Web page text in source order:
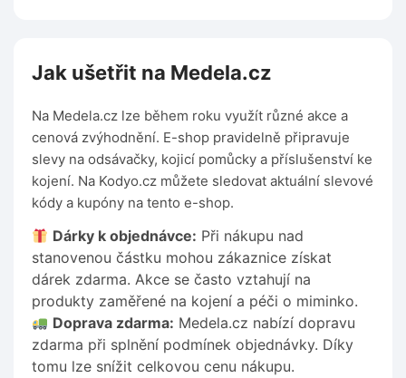
Jak ušetřit na Medela.cz
Na Medela.cz lze během roku využít různé akce a
cenová zvýhodnění. E-shop pravidelně připravuje
slevy na odsávačky, kojicí pomůcky a příslušenství ke
kojení. Na Kodyo.cz můžete sledovat aktuální slevové
kódy a kupóny na tento e-shop.
Dárky k objednávce: Při nákupu nad
stanovenou částku mohou zákaznice získat
dárek zdarma. Akce se často vztahují na
produkty zaměřené na kojení a péči o miminko.
Doprava zdarma: Medela.cz nabízí dopravu
zdarma při splnění podmínek objednávky. Díky
tomu lze snížit celkovou cenu nákupu.